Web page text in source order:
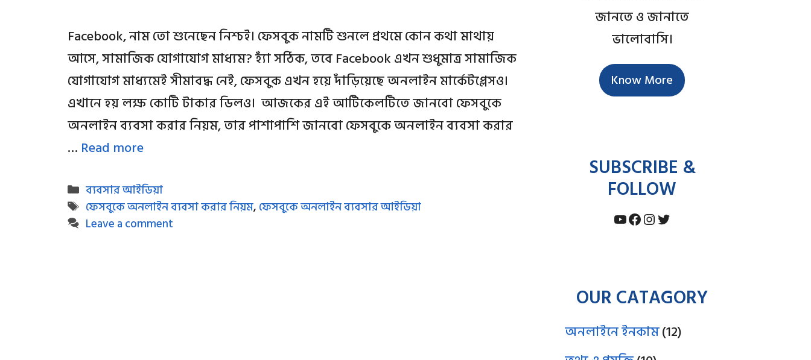
Facebook, নাম তো শুনেছেন নিশ্চই। ফেসবুক নামটি শুনলে প্রথমে কোন কথা মাথায়
আসে, সামাজিক যোগাযোগ মাধ্যম? হ্যাঁ সঠিক, তবে Facebook এখন শুধুমাত্র সামাজিক
যোগাযোগ মাধ্যমেই সীমাবদ্ধ নেই, ফেসবুক এখন হয়ে দাঁড়িয়েছে অনলাইন মার্কেটপ্লেসও।
এখানে হয় লক্ষ কোটি টাকার ডিলও। আজকের এই আর্টিকেলটিতে জানবো ফেসবুকে
অনলাইন ব্যবসা করার নিয়ম, তার পাশাপাশি জানবো ফেসবুকে অনলাইন ব্যবসা করার
… Read more
Categories
ব্যবসার আইডিয়া
Tags
ফেসবুকে অনলাইন ব্যবসা করার নিয়ম, ফেসবুকে অনলাইন ব্যবসার আইডিয়া
Leave a comment
জানতে ও জানাতে
ভালোবাসি।
Know More
SUBSCRIBE &
FOLLOW
YouTube
Facebook
Instagram
Twitter
OUR CATAGORY
অনলাইনে ইনকাম(12)